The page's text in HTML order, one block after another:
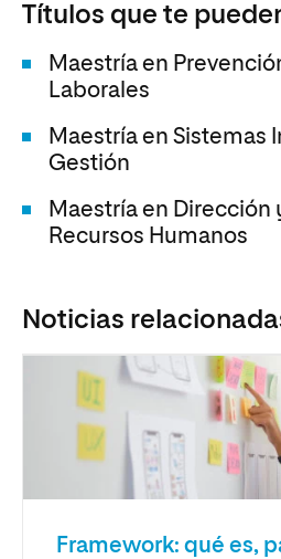
Títulos que te
Maestría en
Laborales
Maestría en Sistemas
Gestión
Maestría en Dirección
Recursos Humanos
Noticias
Framework: qué es,